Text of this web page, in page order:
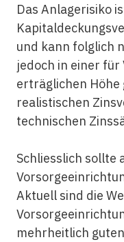
Das Anlagerisiko
und kann folglich
jedoch in einer
erträglichen Höhe
realistischen
technischen
Schliesslich sollte
Aktuell sind die
mehrheitlich